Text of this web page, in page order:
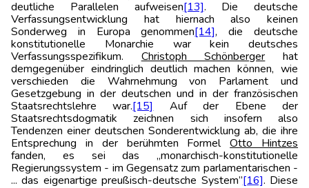
deutliche Parallelen aufweisen[13]. Die deutsche
Verfassungsentwicklung hat hiernach also keinen
Sonderweg in Europa genommen[14], die deutsche
konstitutionelle Monarchie war kein deutsches
Verfassungsspezifikum. Christoph Schönberger hat
demgegenüber eindringlich deutlich machen können, wie
verschieden die Wahrnehmung von Parlament und
Gesetzgebung in der deutschen und in der französischen
Staatsrechtslehre war.[15]
Auf der Ebene der
Staatsrechtsdogmatik zeichnen sich insofern also
Tendenzen einer deutschen Sonderentwicklung ab, die ihre
Entsprechung in der berühmten FormelOtto Hintzes
fanden, es sei das „monarchisch-konstitutionelle
Regierungssystem - im Gegensatz zum parlamentarischen -
... das eigenartige preußisch-deutsche System”[16]. Diese